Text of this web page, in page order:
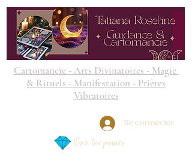
Cartomancie - Arts Divinatoires - Magie
& Rituels - Manifestation - Prières
Vibratoires
Se connecter
Voir les points